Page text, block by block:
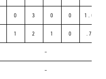
0 3 0 0 1.000
1 2 1 0 .750
–
–